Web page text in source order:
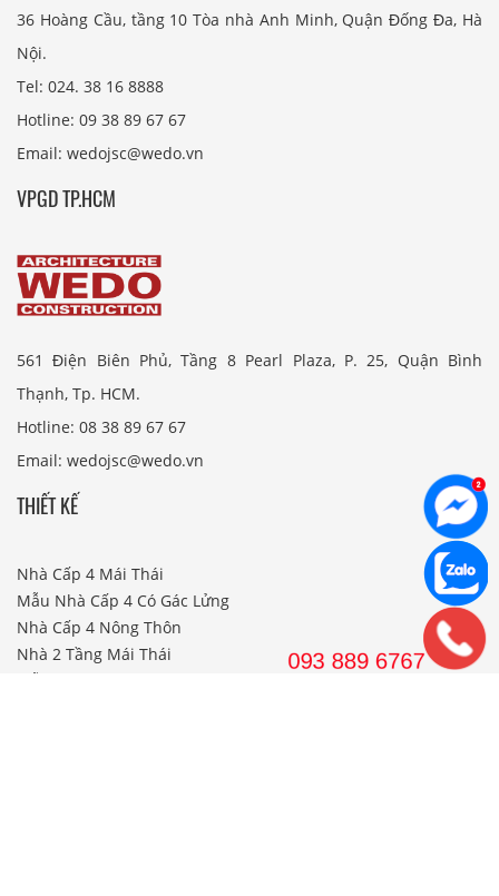
36 Hoàng Cầu, tầng 10 Tòa nhà Anh Minh, Quận Đống Đa, Hà
Nội.
Tel: 024. 38 16 8888
Hotline: 09 38 89 67 67
Email: wedojsc@wedo.vn
VPGD TP.HCM
561 Điện Biên Phủ, Tầng 8 Pearl Plaza, P. 25, Quận Bình
Thạnh, Tp. HCM.
Hotline: 08 38 89 67 67
Email: wedojsc@wedo.vn
THIẾT KẾ
Nhà Cấp 4 Mái Thái
Mẫu Nhà Cấp 4 Có Gác Lửng
Nhà Cấp 4 Nông Thôn
Nhà 2 Tầng Mái Thái
Mẫu Nhà 2 Tầng Nông Thôn